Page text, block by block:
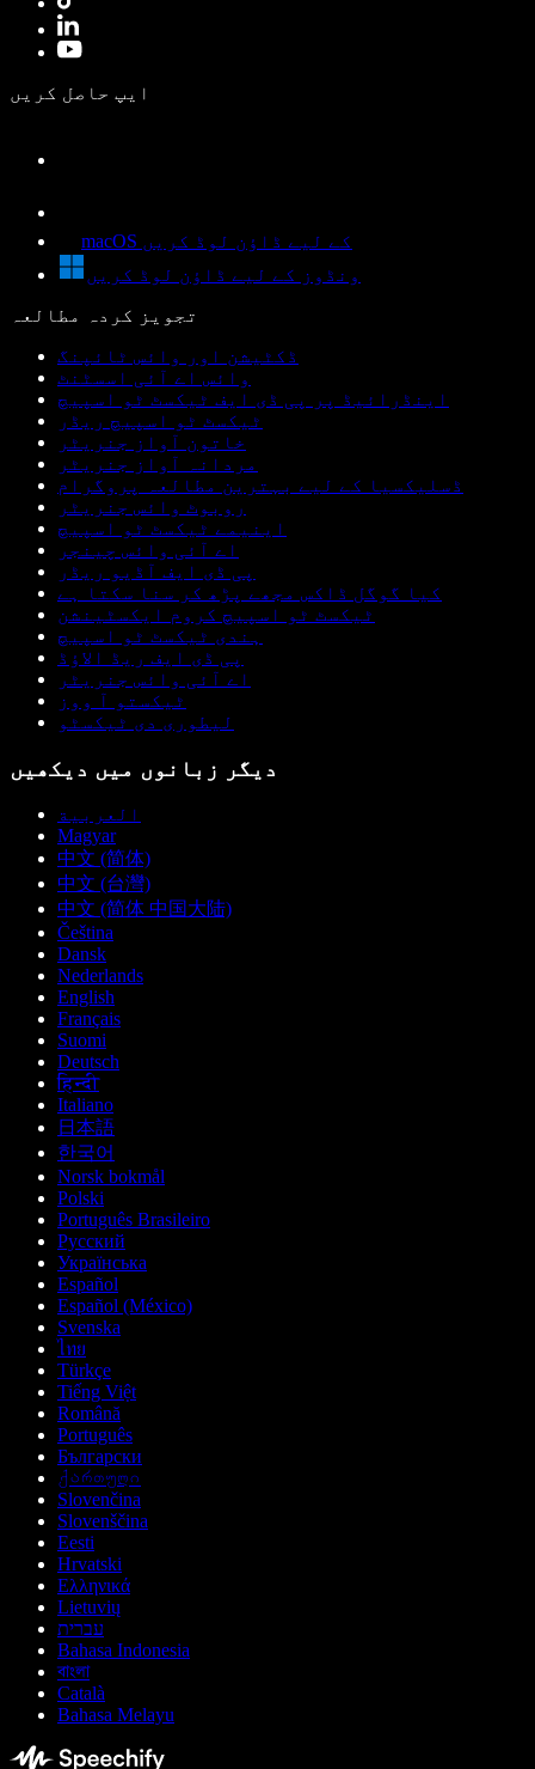
ایپ حاصل کریں
macOS کے لیے ڈاؤن لوڈ کریں
ونڈوز کے لیے ڈاؤن لوڈ کریں
تجویز کردہ مطالعہ
ڈکٹیشن اور وائس ٹائپنگ
وائس اے آئی اسسٹنٹ
اینڈرائیڈ پر پی ڈی ایف ٹیکسٹ ٹو اسپیچ
ٹیکسٹ ٹو اسپیچ ریڈر
خاتون آواز جنریٹر
مردانہ آواز جنریٹر
ڈسلیکسیا کے لیے بہترین مطالعہ پروگرام
روبوٹ وائس جنریٹر
اینیمے ٹیکسٹ ٹو اسپیچ
اے آئی وائس چینجر
پی ڈی ایف آڈیو ریڈر
کیا گوگل ڈاکس مجھے پڑھ کر سنا سکتا ہے
ٹیکسٹ ٹو اسپیچ کروم ایکسٹینشن
ہندی ٹیکسٹ ٹو اسپیچ
پی ڈی ایف ریڈ الاؤڈ
اے آئی وائس جنریٹر
ٹیکستو آ ووز
لیطوری دی ٹیکسٹو
دیگر زبانوں میں دیکھیں
العربية
Magyar
中文 (简体)
中文 (台灣)
中文 (简体 中国大陆)
Čeština
Dansk
Nederlands
English
Français
Suomi
Deutsch
हिन्दी
Italiano
日本語
한국어
Norsk bokmål
Polski
Português Brasileiro
Русский
Українська
Español
Español (México)
Svenska
ไทย
Türkçe
Tiếng Việt
Română
Português
Български
ქართული
Slovenčina
Slovenščina
Eesti
Hrvatski
Ελληνικά
Lietuvių
עברית
Bahasa Indonesia
বাংলা
Català
Bahasa Melayu